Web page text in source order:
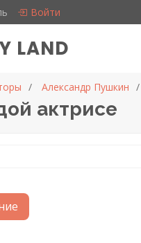
Войти
LAND
Александр Пушкин
актрисе